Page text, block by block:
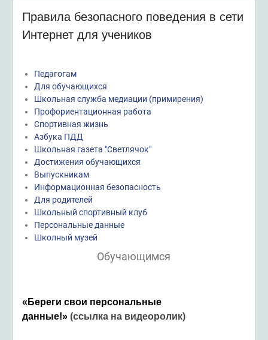
Правила безопасного поведения в сети
Интернет для учеников
Педагогам
Для обучающихся
Школьная служба медиации (примирения)
Профориентационная работа
Спортивная жизнь
Азбука ПДД
Школьная газета "Светлячок"
Достижения обучающихся
Выпускникам
Информационная безопасность
Для родителей
Школьный спортивный клуб
Персональные данные
Школный музей
Обучающимся
«Береги свои персональные
данные!»(ссылка на видеоролик)